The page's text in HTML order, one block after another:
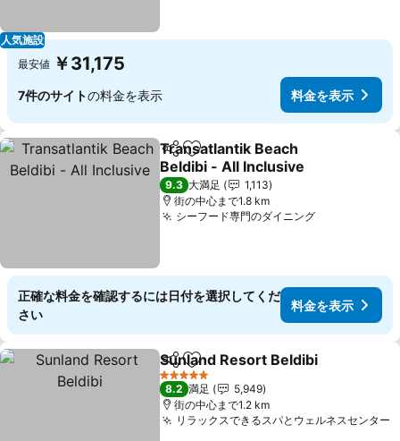
人気施設
最安値 ￥31,175
7件のサイトの料金を表示 料金を表示
シェアお気に入りに追加
Transatlantik Beach
Beldibi - All Inclusive
料金を表示
9.3 大満足
1,113
街の中心まで1.8 km
シーフード専門のダイニング
正確な料金を確認するには日付を選択してくだ
さい
料金を表示
シェアお気に入りに追加
Sunland Resort Beldibi
5 ホテルのランク
8.2 満足
5,949
街の中心まで1.2 km
リラックスできるスパとウェルネスセンター